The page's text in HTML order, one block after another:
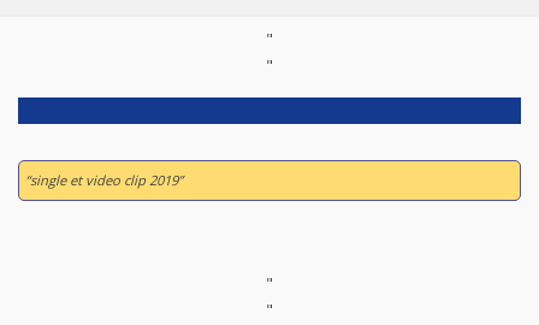
"
"
“single et video clip 2019”
"
"